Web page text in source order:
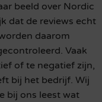
beeld over Nordic
dat de reviews echt
daarom
Vaak
of te negatief zijn,
bij het bedrijf. Wij
bij ons leest wat